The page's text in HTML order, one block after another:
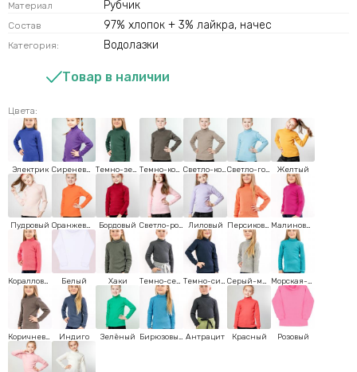
Материал Рубчик
Состав 97% хлопок + 3% лайкра, начес
Категория: Водолазки
Товар в наличии
Цвета:
Электрик Сиреневый Темно-зеленый Темно-кофейный Светло-кофейный Светло-голубой Желтый
Пудровый Оранжевый Бордовый Светло-розовый Лиловый Персиковый Малиновый
Коралловый Белый Хаки Темно-серый Темнo-синий Серый-меланж Морская-волна
Коричневый Индиго Зелёный Бирюзовый Антрацит Красный Розовый